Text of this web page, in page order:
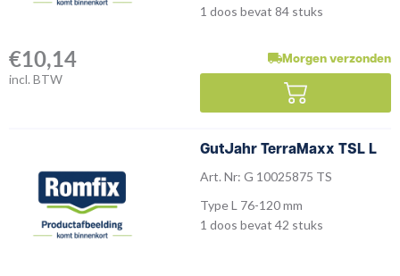
1 doos bevat 84 stuks
€10,14
incl. BTW
Morgen verzonden
GutJahr TerraMaxx TSL L
Art. Nr: G 10025875 TS
Type L 76-120 mm
1 doos bevat 42 stuks